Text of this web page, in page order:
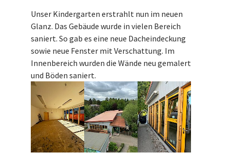
Unser Kindergarten erstrahlt nun im neuen
Glanz. Das Gebäude wurde in vielen Bereich
saniert. So gab es eine neue Dacheindeckung
sowie neue Fenster mit Verschattung. Im
Innenbereich wurden die Wände neu gemalert
und Böden saniert.